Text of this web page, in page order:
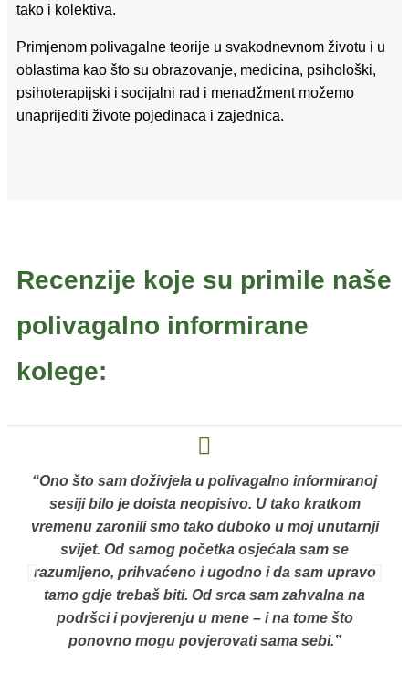
tako i kolektiva.
Primjenom polivagalne teorije u svakodnevnom životu i u
oblastima kao što su obrazovanje, medicina, psihološki,
psihoterapijski i socijalni rad i menadžment možemo
unaprijediti živote pojedinaca i zajednica.
Recenzije koje su primile naše
polivagalno informirane
kolege:
“Ono što sam doživjela u polivagalno informiranoj
sesiji bilo je doista neopisivo. U tako kratkom
vremenu zaronili smo tako duboko u moj unutarnji
svijet. Od samog početka osjećala sam se
razumljeno, prihvaćeno i ugodno i da sam upravo
tamo gdje trebaš biti. Od srca sam zahvalna na
podršci i povjerenju u mene – i na tome što
ponovno mogu povjerovati sama sebi.”